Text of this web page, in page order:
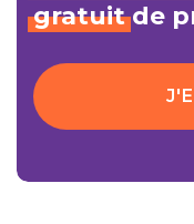
gratuitde